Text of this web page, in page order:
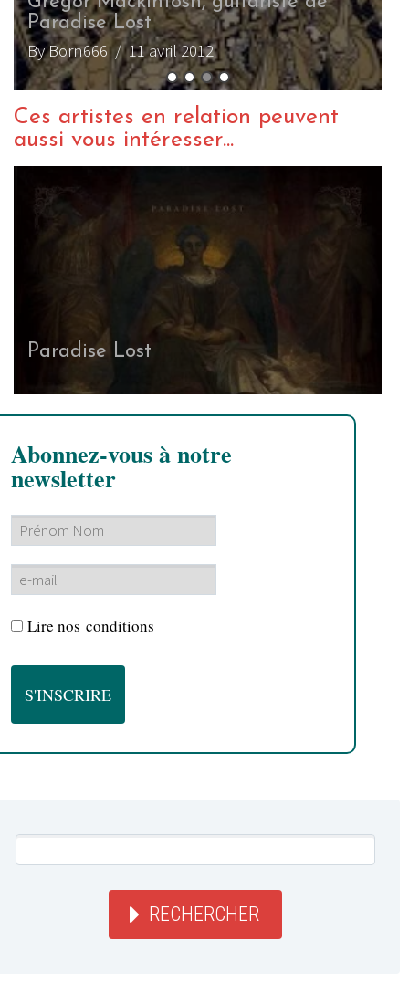
Paradise Lost
By Born666/ 11 avril 2012
Ces artistes en relation peuvent
aussi vous intéresser...
Paradise Lost
Abonnez-vous à notre
newsletter
Lire nos conditions
RECHERCHER